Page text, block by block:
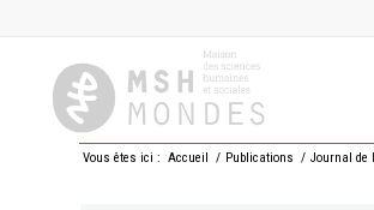
Vous êtes ici : Accueil / Publications / Journal de